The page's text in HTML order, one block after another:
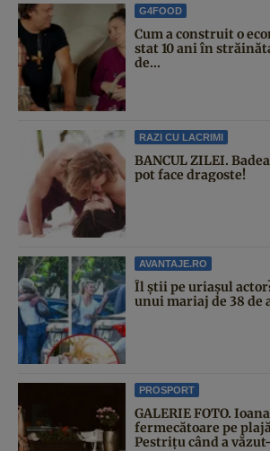
G4FOOD
Cum a construit o
stat 10 ani în
de...
RAZI CU LACRIMI
BANCUL ZILEI.
pot face dragoste!
AVANTAJE.RO
Îl știi pe uriașul
unui mariaj de 38 de
PROSPORT
GALERIE FOTO.
fermecătoare pe
Pestrițu când a